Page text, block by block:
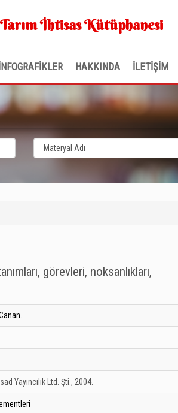
İhtisas Kütüphanesi
İNFOGRAFİKLER HAKKINDA İLETİŞİM
görevleri, noksanlıkları,
Yayıncılık Ltd. Şti., 2004.